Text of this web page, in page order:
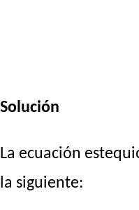
Solución
La ecuación
la siguiente: